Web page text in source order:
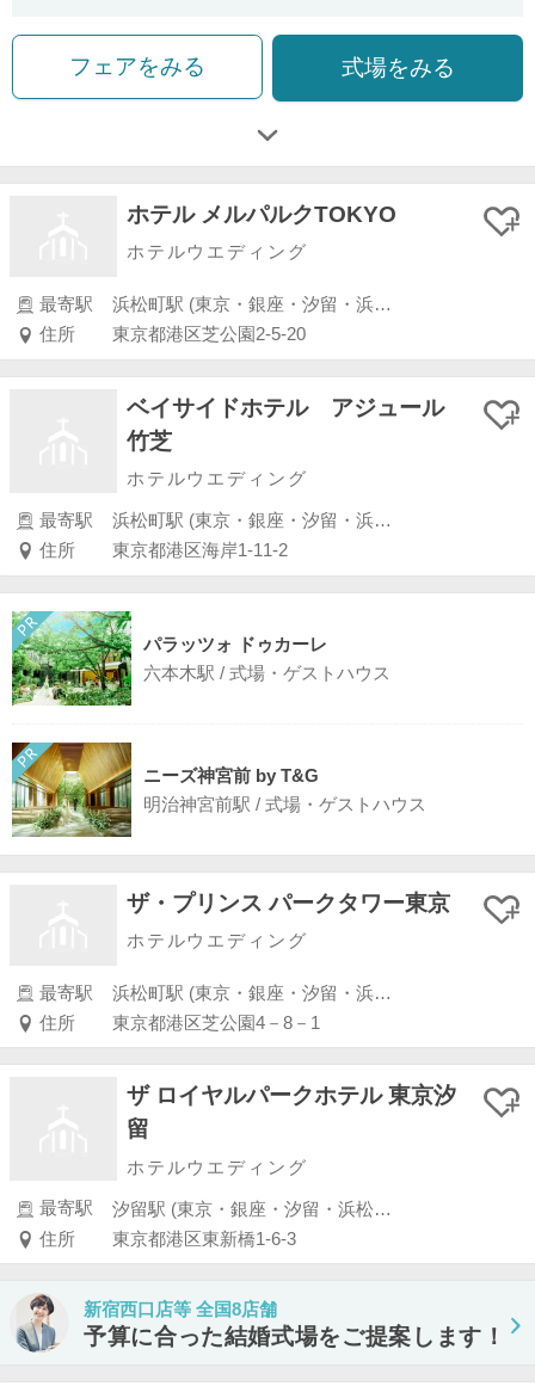
フェアをみる 式場をみる
ホテル メルパルクTOKYO
ホテルウエディング
最寄駅
浜松町駅 (東京・銀座・汐留・浜松町・品川・上野・浅草)
住所
東京都港区芝公園2-5-20
ベイサイドホテル アジュール
竹芝
ホテルウエディング
最寄駅
浜松町駅 (東京・銀座・汐留・浜松町・品川・上野・浅草)
住所
東京都港区海岸1-11-2
パラッツォ ドゥカーレ
六本木駅 / 式場・ゲストハウス
ニーズ神宮前 by T&G
明治神宮前駅 / 式場・ゲストハウス
ザ・プリンス パークタワー東京
ホテルウエディング
最寄駅
浜松町駅 (東京・銀座・汐留・浜松町・品川・上野・浅草)
住所
東京都港区芝公園4－8－1
ザ ロイヤルパークホテル 東京汐
留
ホテルウエディング
最寄駅
汐留駅 (東京・銀座・汐留・浜松町・品川・上野・浅草)
住所
東京都港区東新橋1-6-3
新宿西口店等 全国8店舗
予算に合った結婚式場をご提案します！